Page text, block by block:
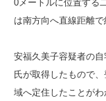
0メートルに位置する
は南方向へ直線距離で
安福久美子容疑者の
氏が取得したもので
域へ定住したことがわ